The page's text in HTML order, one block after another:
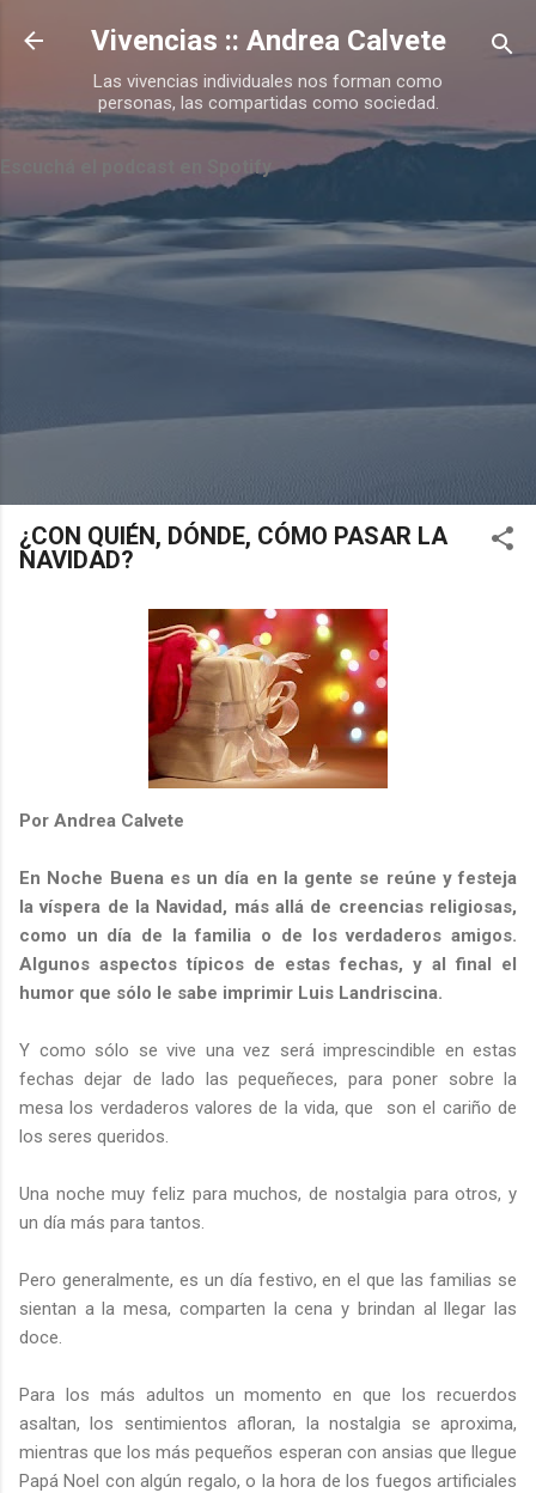
Ir al contenido principal
Vivencias :: Andrea Calvete
Las vivencias individuales nos forman como
personas, las compartidas como sociedad.
Escuchá el podcast en Spotify
¿CON QUIÉN, DÓNDE, CÓMO PASAR LA
NAVIDAD?
Por Andrea Calvete
En Noche Buena es un día en la gente se reúne y festeja
la víspera de la Navidad, más allá de creencias religiosas,
como un día de la familia o de los verdaderos amigos.
Algunos aspectos típicos de estas fechas, y al final el
humor que sólo le sabe imprimir Luis Landriscina.
Y como sólo se vive una vez será imprescindible en estas
fechas dejar de lado las pequeñeces, para poner sobre la
mesa los verdaderos valores de la vida, que son el cariño de
los seres queridos.
Una noche muy feliz para muchos, de nostalgia para otros, y
un día más para tantos.
Pero generalmente, es un día festivo, en el que las familias se
sientan a la mesa, comparten la cena y brindan al llegar las
doce.
Para los más adultos un momento en que los recuerdos
asaltan, los sentimientos afloran, la nostalgia se aproxima,
mientras que los más pequeños esperan con ansias que llegue
Papá Noel con algún regalo, o la hora de los fuegos artificiales